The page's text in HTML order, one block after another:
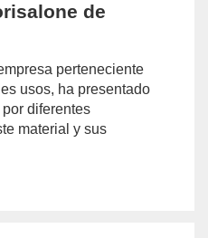
de
perteneciente
usos, ha presentado
diferentes
material y sus